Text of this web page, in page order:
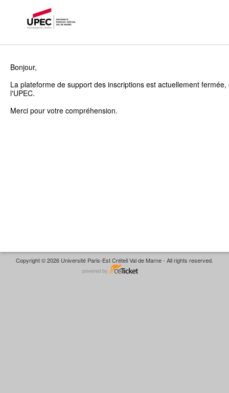
Bonjour,
La plateforme de support des inscriptions est actuellement
l'UPEC.
Merci pour votre compréhension.
Copyright © 2026 Université Paris-Est Créteil Val de Marne - All rights reserved.